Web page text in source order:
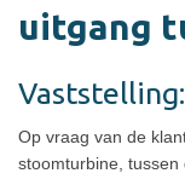
uitgang
Vaststelling:
Op vraag van de
stoomturbine,